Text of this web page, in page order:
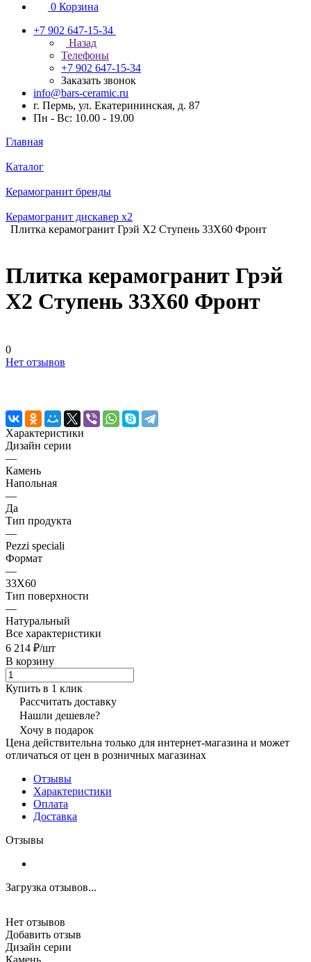
0 Корзина
+7 902 647-15-34
Назад
Телефоны
+7 902 647-15-34
Заказать звонок
info@bars-ceramic.ru
г. Пермь, ул. Екатерининская, д. 87
Пн - Вс: 10.00 - 19.00
Главная
Каталог
Керамогранит бренды
Керамогранит дискавер x2
Плитка керамогранит Грэй Х2 Ступень 33X60 Фронт
Плитка керамогранит Грэй
Х2 Ступень 33X60 Фронт
0
Нет отзывов
Характеристики
Дизайн серии
—
Камень
Напольная
—
Да
Тип продукта
—
Pezzi speciali
Формат
—
33X60
Тип поверхности
—
Натуральный
Все характеристики
6 214 ₽/шт
В корзину
Купить в 1 клик
Рассчитать доставку
Нашли дешевле?
Хочу в подарок
Цена действительна только для интернет-магазина и может
отличаться от цен в розничных магазинах
Отзывы
Характеристики
Оплата
Доставка
Отзывы
Загрузка отзывов...
Нет отзывов
Добавить отзыв
Дизайн серии
Камень